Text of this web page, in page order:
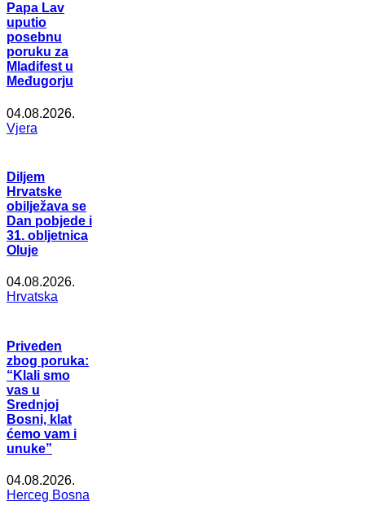
Papa Lav
uputio
posebnu
poruku za
Mladifest u
Međugorju
04.08.2026.
Vjera
Diljem
Hrvatske
obilježava se
Dan pobjede i
31. obljetnica
Oluje
04.08.2026.
Hrvatska
Priveden
zbog poruka:
“Klali smo
vas u
Srednjoj
Bosni, klat
ćemo vam i
unuke”
04.08.2026.
Herceg Bosna